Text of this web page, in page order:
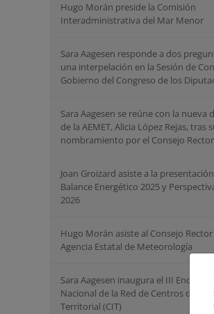
Hugo Morán preside la Comisión
Interadministrativa del Mar Menor
Sara Aagesen responde a dos
una interpelación en la Sesión de
Gobierno del Congreso de los
Sara Aagesen se reúne con la nueva
de la AEMET, Alicia López Rejas, tras
nombramiento por el Consejo Rector
Joan Groizard asiste a la
Balance Energético 2025 y
2026
Hugo Morán asiste al Consejo
Agencia Estatal de Meteorología
Sara Aagesen inaugura el III
Nacional de la Red de Centros de
Territorial (CIT)